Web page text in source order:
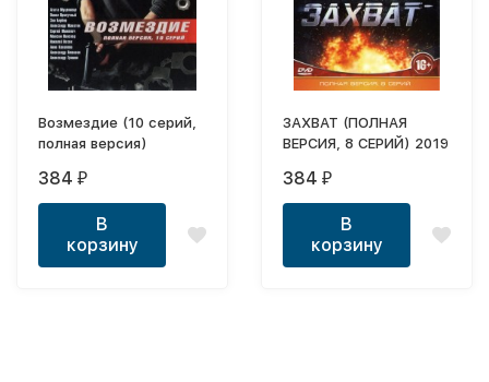
Возмездие (10 серий,
полная версия)
384 ₽
В
корзину
ЗАХВАТ (ПОЛНАЯ
ВЕРСИЯ, 8 СЕРИЙ) 2019
384 ₽
В
корзину